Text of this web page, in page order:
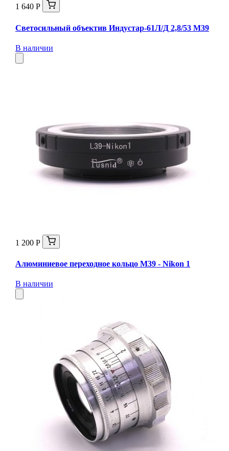
1 640 Р
Светосильный объектив Индустар-61Л/Д 2,8/53 М39
В наличии
1 200 Р
Алюминиевое переходное кольцо M39 - Nikon 1
В наличии